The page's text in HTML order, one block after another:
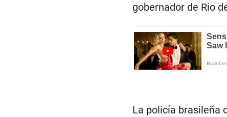
gobernador de Rio
La policía brasileña